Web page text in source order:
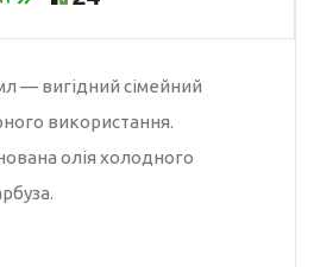
— вигідний сімейний
використання.
олія холодного